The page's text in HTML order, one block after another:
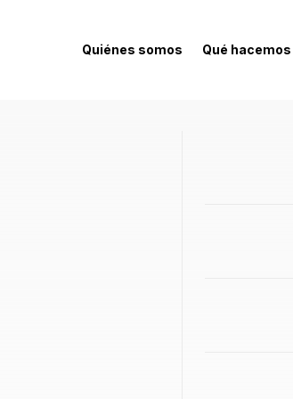
Quiénes somos Qué hacemos